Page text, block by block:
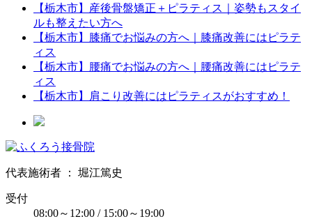
【栃木市】産後骨盤矯正＋ピラティス｜姿勢もスタイ
ルも整えたい方へ
【栃木市】膝痛でお悩みの方へ｜膝痛改善にはピラテ
ィス
【栃木市】腰痛でお悩みの方へ｜腰痛改善にはピラテ
ィス
【栃木市】肩こり改善にはピラティスがおすすめ！
代表施術者 ： 堀江篤史
受付
08:00～12:00 / 15:00～19:00